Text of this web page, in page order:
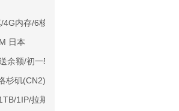
IP/香港原生IP
内存/6核/75gSSD/支持自定义ISO
日本
余额/初一50元余额红包
杉矶(CN2)
1IP/拉斯维加斯&西雅图